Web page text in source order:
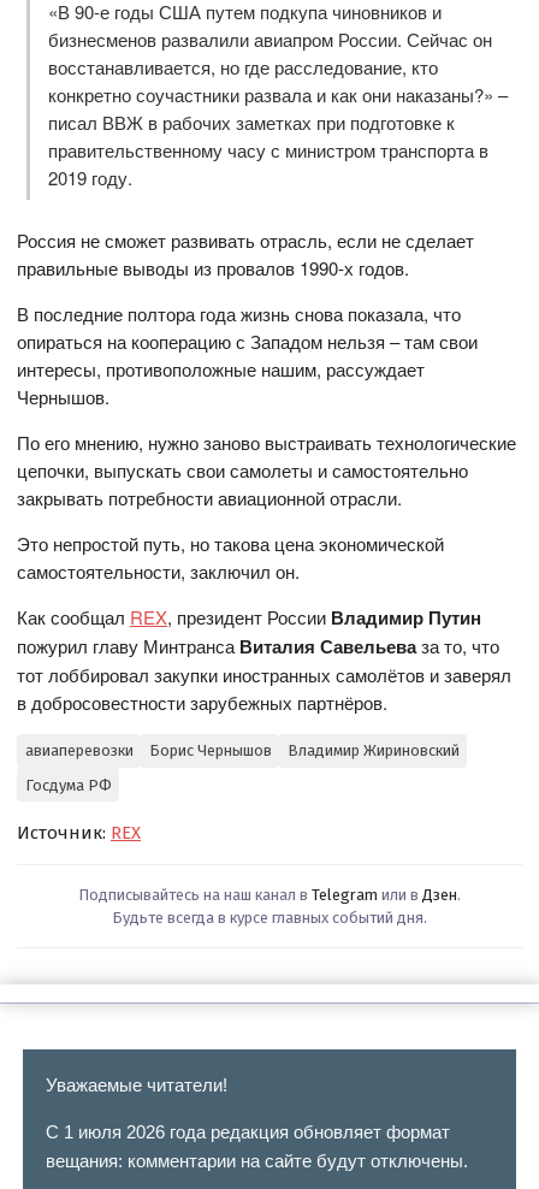
«В 90-е годы США путем подкупа чиновников и
бизнесменов развалили авиапром России. Сейчас он
восстанавливается, но где расследование, кто
конкретно соучастники развала и как они наказаны?» –
писал ВВЖ в рабочих заметках при подготовке к
правительственному часу с министром транспорта в
2019 году.
Россия не сможет развивать отрасль, если не сделает
правильные выводы из провалов 1990-х годов.
В последние полтора года жизнь снова показала, что
опираться на кооперацию с Западом нельзя – там свои
интересы, противоположные нашим, рассуждает
Чернышов.
По его мнению, нужно заново выстраивать технологические
цепочки, выпускать свои самолеты и самостоятельно
закрывать потребности авиационной отрасли.
Это непростой путь, но такова цена экономической
самостоятельности, заключил он.
Как сообщал REX, президент России Владимир Путин
пожурил главу МинтрансаВиталия Савельеваза то, что
тот лоббировал закупки иностранных самолётов и заверял
в добросовестности зарубежных партнёров.
авиаперевозки Борис Чернышов
Владимир Жириновский
Госдума РФ
Источник: REX
Подписывайтесь на наш канал в Telegram или в Дзен.
Будьте всегда в курсе главных событий дня.
Уважаемые читатели!
С 1 июля 2026 года редакция обновляет формат
вещания: комментарии на сайте будут отключены.